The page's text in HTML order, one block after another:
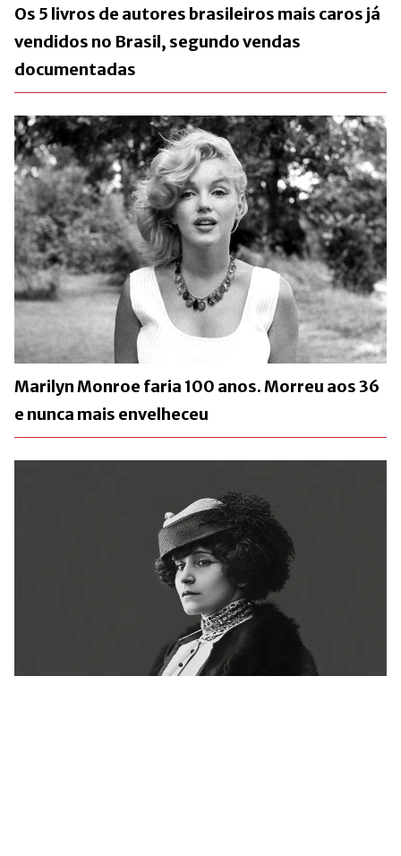
Os 5 livros de autores brasileiros mais caros já
vendidos no Brasil, segundo vendas
documentadas
Marilyn Monroe faria 100 anos. Morreu aos 36
e nunca mais envelheceu